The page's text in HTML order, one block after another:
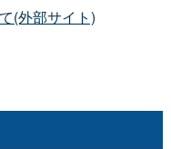
(外部サイト)